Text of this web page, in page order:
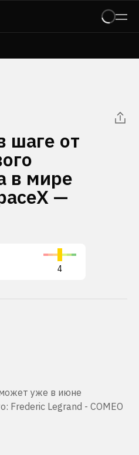
шаге от
в мире
—
4
уже в июне
Frederic Legrand - COMEO